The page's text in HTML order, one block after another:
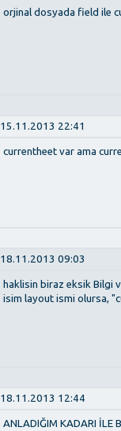
orjinal dosyada field ile
15.11.2013 22:41
currentheet var ama
18.11.2013 09:03
haklisin biraz eksik Bilgi
isim layout ismi olursa,
18.11.2013 12:44
ANLADIĞIM KADARI İLE